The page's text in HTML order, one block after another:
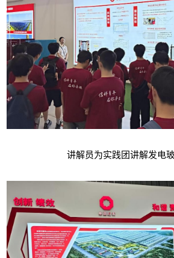
讲解员为实践团讲解发电